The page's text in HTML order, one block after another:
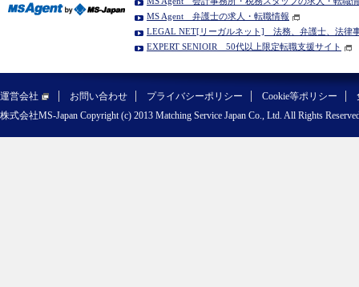
MS Agent 弁護士の求人・転職情報
LEGAL NET[リーガルネット] 法務、弁護士、法律
EXPERT SENIOIR 50代以上限定転職支援サイト
運営会社 お問い合わせ プライバシーポリシー Cookie等ポリシー
株式会社MS-Japan Copyright (c) 2013 Matching Service Japan Co., Ltd. All Rights